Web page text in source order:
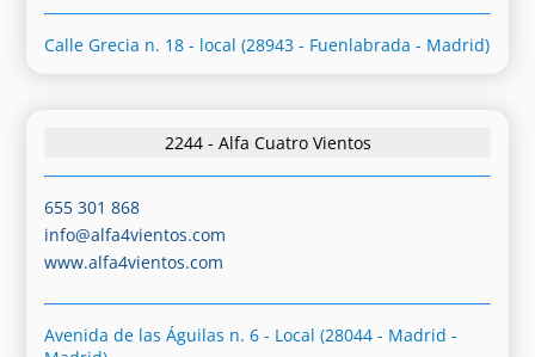
Calle Grecia n. 18 - local (28943 - Fuenlabrada - Madrid)
2244 - Alfa Cuatro Vientos
655 301 868
info@alfa4vientos.com
www.alfa4vientos.com
Avenida de las Águilas n. 6 - Local (28044 - Madrid -